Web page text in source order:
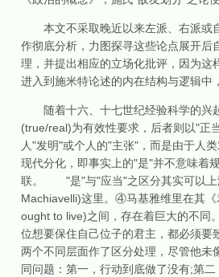
本文不采取晚近以来左派、右派或自
作彻底分析，力图探寻这些论点展开
理，并提出相应的立场化批评，因为
进入到施米特论述的内在结构与逻辑中
随着十六、十七世纪经验科学的兴起
(true/real)为有效性要求，后者则以"正
人"发明"或个人的"主张"，而是由于人
现代分化，即事实上的"是"并不意味着
联。 "是"与"应当"之区分其实可以上
Machiavelli)这里。④马基雅维里在其
ought to live)之间，存在着巨大的不同
位想要保住自己位子的君主，都必须
两个不同层面作了区分处理，尽管他
同问题：第一，行动到底做了没有;第